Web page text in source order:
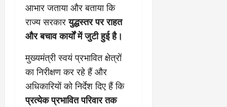
आभार जताया और बताया कि
राज्य सरकारयुद्धस्तर पर राहत
और बचाव कार्यों में जुटी हुई है।
मुख्यमंत्री स्वयं प्रभावित क्षेत्रों
का निरीक्षण कर रहे हैं और
अधिकारियों को निर्देश दिए हैं कि
प्रत्येक प्रभावित परिवार तक